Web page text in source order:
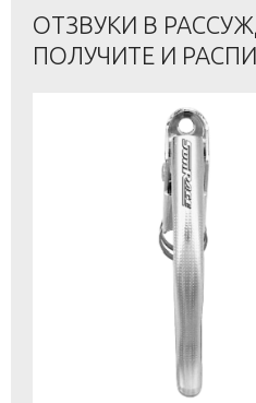
ОТЗВУКИ В
ПОЛУЧИТЕ И